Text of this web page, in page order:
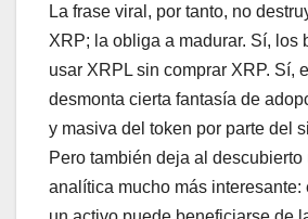
La frase viral, por tanto, no
XRP; la obliga a madurar. Sí, los
usar XRPL sin comprar XRP. Sí,
desmonta cierta fantasía de
y masiva del token por parte del
Pero también deja al descubierto
analítica mucho más interesante: